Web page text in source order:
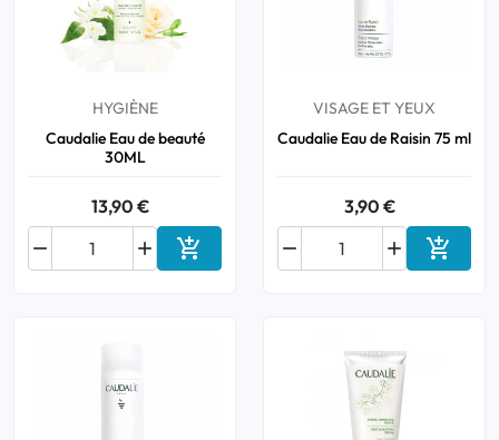
Anti-Poux
Homéopathie
Divers
HYGIÈNE
Caudalie Eau de beauté
30ML
13,90 €

 Ajouter au panier
VISAGE ET YEUX
Caudalie Eau de Raisin 75 ml
3,90 €

 